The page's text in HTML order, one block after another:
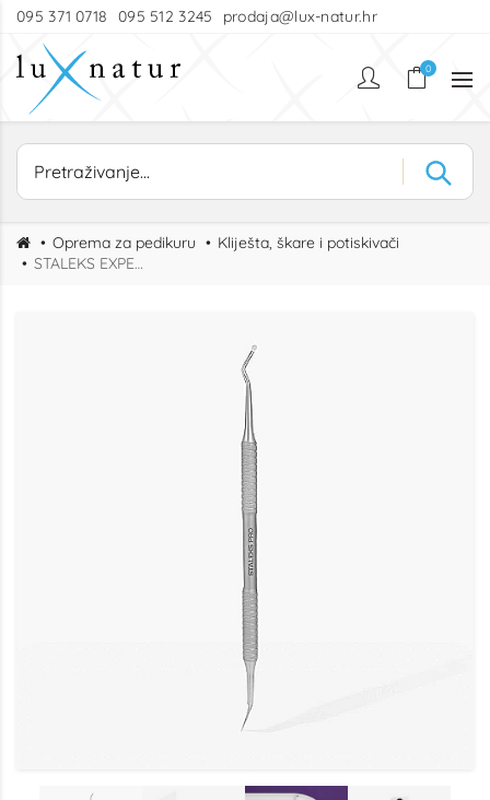
095 371 0718 095 512 3245 prodaja@lux-natur.hr
0
Oprema za pedikuru
Kliješta, škare i potiskivači
STALEKS EXPERT INSTRUMENT ZA PEDIKURU (ŽLICA I ČISTAČ)